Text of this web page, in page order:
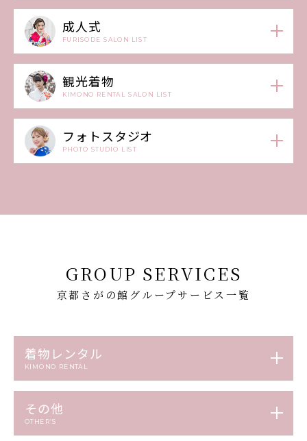
成人式
FURISODE SALON LIST
観光着物
KIMONO RENTAL SALON LIST
フォトスタジオ
PHOTO STUDIO LIST
GROUP SERVICES
京都さがの館グループサービス一覧
着物レンタル
KIMONO RENTAL
その他
OTHER’S